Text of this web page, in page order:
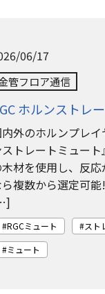
06/17
管フロア通信
ホルンストレ
外のホルンプレ
ストレートミュー
材を使用し、反
複数から選定可
RGCミュート スト
ミュート